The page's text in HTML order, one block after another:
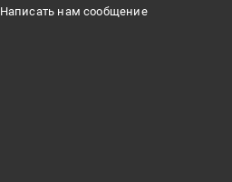
Написать нам сообщение